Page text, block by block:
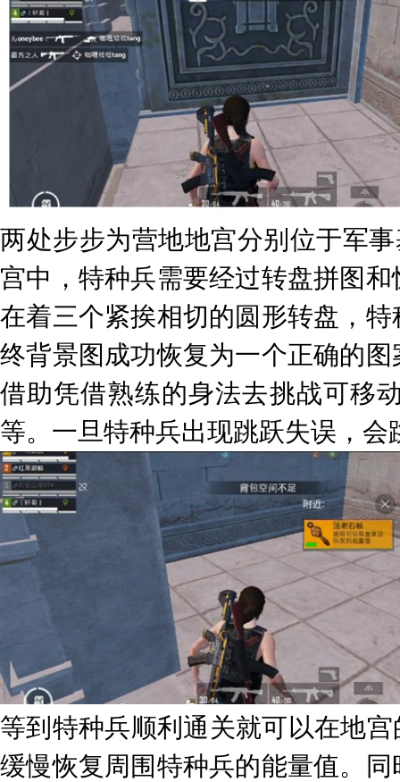
两处步步为营地地宫分别位于军
宫中，特种兵需要经过转盘拼图
在着三个紧挨相切的圆形转盘，
终背景图成功恢复为一个正确的
借助凭借熟练的身法去挑战可移
等。一旦特种兵出现跳跃失误，
等到特种兵顺利通关就可以在地
缓慢恢复周围特种兵的能量值。